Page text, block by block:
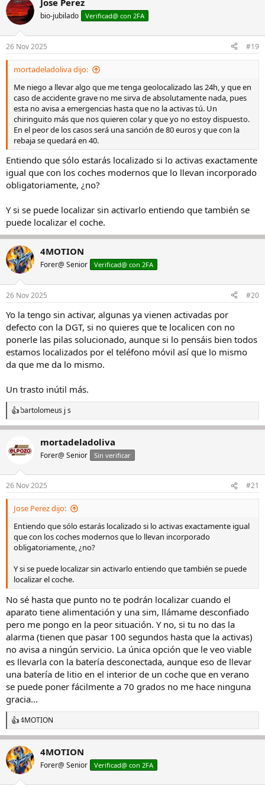
c
c
i
e
s
Jose Perez
bio-jubilado Verificad@ con 2FA
26 Nov 2025 #19
mortadeladoliva dijo:
Me niego a llevar algo que me tenga geolocalizado las 24h, y que en
caso de accidente grave no me sirva de absolutamente nada, pues
esta no avisa a emergencias hasta que no la activas tú. Un
chiringuito más que nos quieren colar y que yo no estoy dispuesto.
En el peor de los casos será una sanción de 80 euros y que con la
rebaja se quedará en 40.
Entiendo que sólo estarás localizado si lo activas exactamente
igual que con los coches modernos que lo llevan incorporado
obligatoriamente, ¿no?
Y si se puede localizar sin activarlo entiendo que también se
puede localizar el coche.
4MOTION
Forer@ Senior Verificad@ con 2FA
26 Nov 2025 #20
Yo la tengo sin activar, algunas ya vienen activadas por
defecto con la DGT, si no quieres que te localicen con no
ponerle las pilas solucionado, aunque si lo pensáis bien todos
estamos localizados por el teléfono móvil así que lo mismo
da que me da lo mismo.
Un trasto inútil más.
R
e
a
c
e
s
bartolomeus j s
mortadeladoliva
Forer@ Senior Sin verificar
26 Nov 2025 #21
Jose Perez dijo:
Entiendo que sólo estarás localizado si lo activas exactamente igual
que con los coches modernos que lo llevan incorporado
obligatoriamente, ¿no?
Y si se puede localizar sin activarlo entiendo que también se puede
localizar el coche.
No sé hasta que punto no te podrán localizar cuando el
aparato tiene alimentación y una sim, llámame desconfiado
pero me pongo en la peor situación. Y no, si tu no das la
alarma (tienen que pasar 100 segundos hasta que la activas)
no avisa a ningún servicio. La única opción que le veo viable
es llevarla con la batería desconectada, aunque eso de llevar
una batería de litio en el interior de un coche que en verano
se puede poner fácilmente a 70 grados no me hace ninguna
gracia...
R
e
a
c
c
i
4MOTION
4MOTION
Forer@ Senior Verificad@ con 2FA